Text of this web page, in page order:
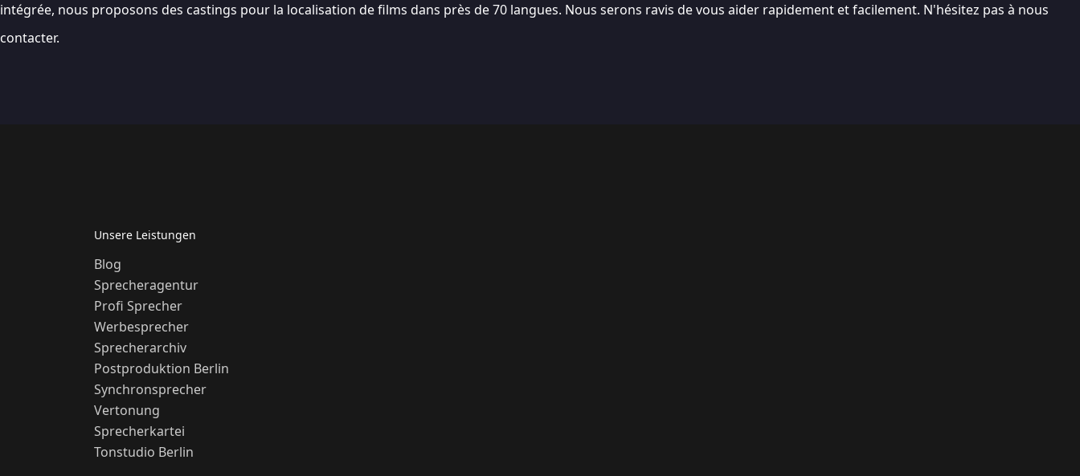
intégrée, nous proposons des castings pour la localisation de films dans près de 70 langues. Nous serons ravis de vous aider rapidement et facilement. N'hésitez pas à nous
contacter.
Unsere Leistungen
Blog
Sprecheragentur
Profi Sprecher
Werbesprecher
Sprecherarchiv
Postproduktion Berlin
Synchronsprecher
Vertonung
Sprecherkartei
Tonstudio Berlin